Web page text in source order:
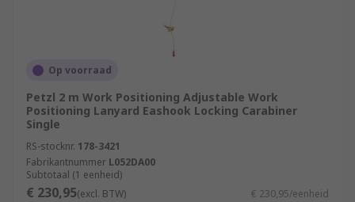
Op voorraad
Petzl 2 m Work Positioning Adjustable Work
Positioning Lanyard Eashook Locking Carabiner
Single
RS-stocknr. 178-3421
Fabrikantnummer L052DA00
Subtotaal (1 eenheid)
€ 230,95(excl. BTW) € 230,95/eenheid